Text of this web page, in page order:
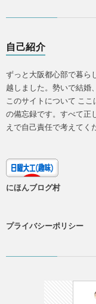
自己紹介
ずっと大阪都心部で暮ら
越しました。勢いで結婚
このサイトについて こ
の備忘録です。すべて正
えで自己責任で考えてく
にほんブログ村
プライバシーポリシー